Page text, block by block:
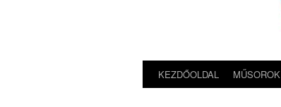
KEZDŐOLDAL MŰSOROK